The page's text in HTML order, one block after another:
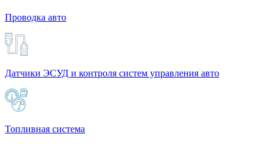
Проводка авто
Датчики ЭСУД и контроля систем управления авто
Топливная система